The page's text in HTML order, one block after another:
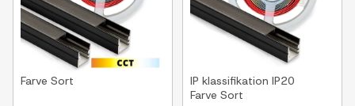
Farve Sort IP klassifikation IP20
Farve Sort